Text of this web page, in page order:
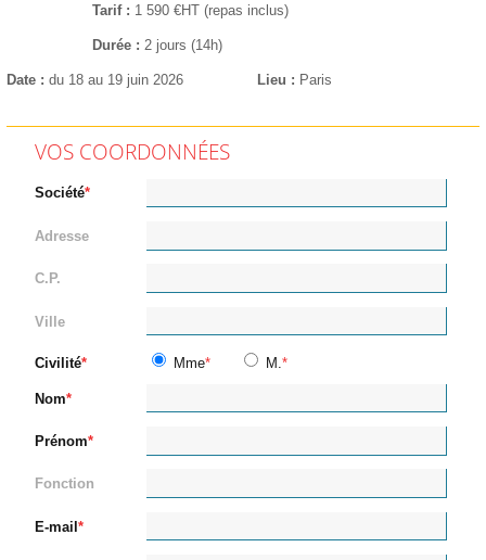
Tarif 1 590 €HT (repas inclus)
Durée 2 jours (14h)
Date du 18 au 19 juin 2026 Lieu Paris
VOS COORDONNÉES
Société
Adresse
C.P.
Ville
Civilité Mme M.
Nom
Prénom
Fonction
E-mail